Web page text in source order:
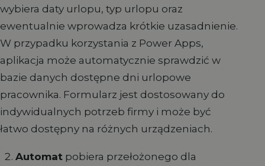
wybiera daty urlopu, typ urlopu oraz
ewentualnie wprowadza krótkie uzasadnienie.
W przypadku korzystania z Power Apps,
aplikacja może automatycznie sprawdzić w
bazie danych dostępne dni urlopowe
pracownika. Formularz jest dostosowany do
indywidualnych potrzeb firmy i może być
łatwo dostępny na różnych urządzeniach.
Automatpobiera przełożonego dla